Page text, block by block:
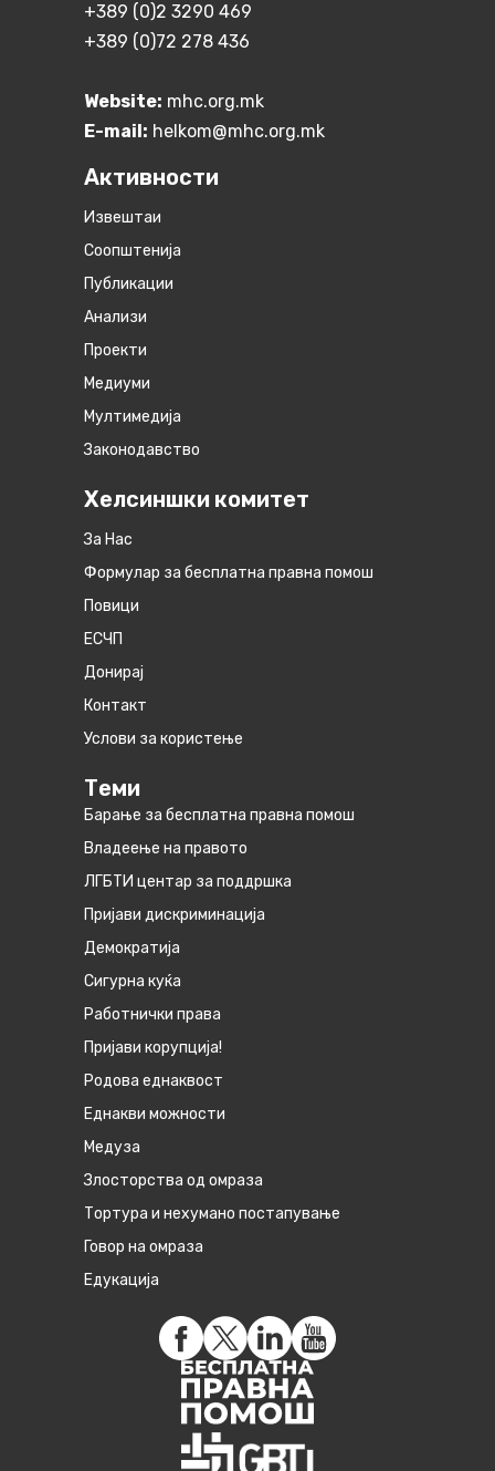
+389 (0)2 3290 469
+389 (0)72 278 436
Website: mhc.org.mk
E-mail: helkom@mhc.org.mk
Активности
Извештаи
Соопштенија
Публикации
Анализи
Проекти
Медиуми
Мултимедија
Законодавство
Хелсиншки комитет
За Нас
Формулар за бесплатна правна помош
Повици
ЕСЧП
Донирај
Контакт
Услови за користење
Теми
Барање за бесплатна правна помош
Владеење на правото
ЛГБТИ центар за поддршка
Пријави дискриминација
Демократија
Сигурна куќа
Работнички права
Пријави корупција!
Родова еднаквост
Eднакви можности
Медуза
Злосторства од омраза
Тортура и нехумано постапување
Говор на омраза
Едукација